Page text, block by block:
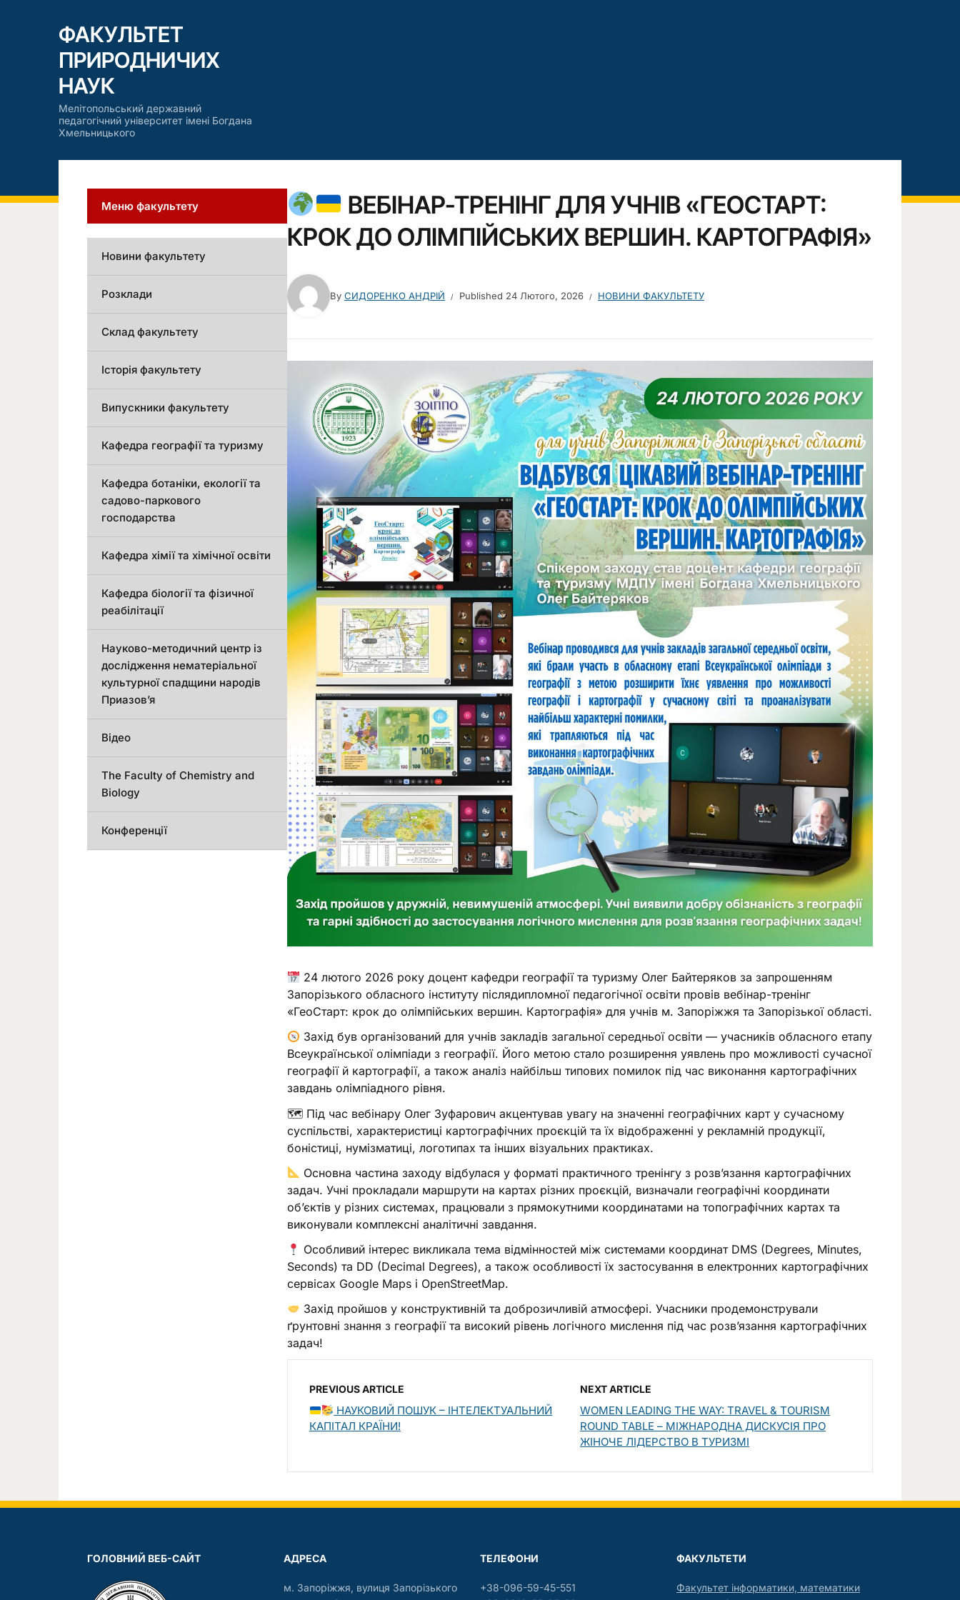
ФАКУЛЬТЕТ
ПРИРОДНИЧИХ
НАУК
Мелітопольський державний
педагогічний університет імені Богдана
Хмельницького
ВЕБІНАР-ТРЕНІНГ ДЛЯ УЧНІВ «ГЕОСТАРТ:
КРОК ДО ОЛІМПІЙСЬКИХ ВЕРШИН. КАРТОГРАФІЯ»
By СИДОРЕНКО АНДРІЙ Published 24 Лютого, 2026 НОВИНИ ФАКУЛЬТЕТУ
24 лютого 2026 року доцент кафедри географії та туризму Олег Байтеряков за запрошенням
Запорізького обласного інституту післядипломної педагогічної освіти провів вебінар-тренінг
«ГеоСтарт: крок до олімпійських вершин. Картографія» для учнів м. Запоріжжя та Запорізької області.
Захід був організований для учнів закладів загальної середньої освіти — учасників обласного етапу
Всеукраїнської олімпіади з географії. Його метою стало розширення уявлень про можливості сучасної
географії й картографії, а також аналіз найбільш типових помилок під час виконання картографічних
завдань олімпіадного рівня.
🗺 Під час вебінару Олег Зуфарович акцентував увагу на значенні географічних карт у сучасному
суспільстві, характеристиці картографічних проєкцій та їх відображенні у рекламній продукції,
боністиці, нумізматиці, логотипах та інших візуальних практиках.
Основна частина заходу відбулася у форматі практичного тренінгу з розв’язання картографічних
задач. Учні прокладали маршрути на картах різних проєкцій, визначали географічні координати
об’єктів у різних системах, працювали з прямокутними координатами на топографічних картах та
виконували комплексні аналітичні завдання.
Особливий інтерес викликала тема відмінностей між системами координат DMS (Degrees, Minutes,
Seconds) та DD (Decimal Degrees), а також особливості їх застосування в електронних картографічних
сервісах Google Maps і OpenStreetMap.
Захід пройшов у конструктивній та доброзичливій атмосфері. Учасники продемонстрували
ґрунтовні знання з географії та високий рівень логічного мислення під час розв’язання картографічних
задач!
PREVIOUS ARTICLE
НАУКОВИЙ ПОШУК – ІНТЕЛЕКТУАЛЬНИЙ
КАПІТАЛ КРАЇНИ!
NEXT ARTICLE
WOMEN LEADING THE WAY: TRAVEL & TOURISM
ROUND TABLE – МІЖНАРОДНА ДИСКУСІЯ ПРО
ЖІНОЧЕ ЛІДЕРСТВО В ТУРИЗМІ
Меню факультету
Новини факультету
Розклади
Склад факультету
Історія факультету
Випускники факультету
Кафедра географії та туризму
Кафедра ботаніки, екології та
садово-паркового
господарства
Кафедра хімії та хімічної освіти
Кафедра біології та фізичної
реабілітації
Науково-методичний центр із
дослідження нематеріальної
культурної спадщини народів
Приазов’я
Відео
The Faculty of Chemistry and
Biology
Конференції
ГОЛОВНИЙ ВЕБ-САЙТ АДРЕСА
м. Запоріжжя, вулиця Запорізького
ТЕЛЕФОНИ
+38-096-59-45-551
ФАКУЛЬТЕТИ
Факультет інформатики, математики